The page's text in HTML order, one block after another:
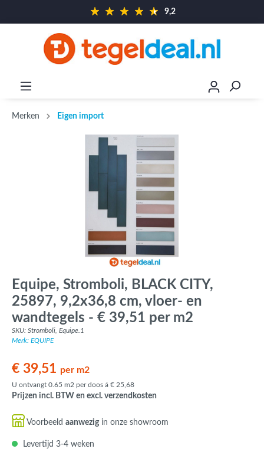
9,2
Merken Eigen import
Equipe, Stromboli, BLACK CITY,
25897, 9,2x36,8 cm, vloer- en
wandtegels - € 39,51 per m2
SKU: Stromboli, Equipe.1
Merk: EQUIPE
€ 39,51 per m2
U ontvangt 0.65 m2 per doos á € 25,68
Prijzen incl. BTW en excl. verzendkosten
Voorbeeld aanwezigin onze showroom
Levertijd 3-4 weken